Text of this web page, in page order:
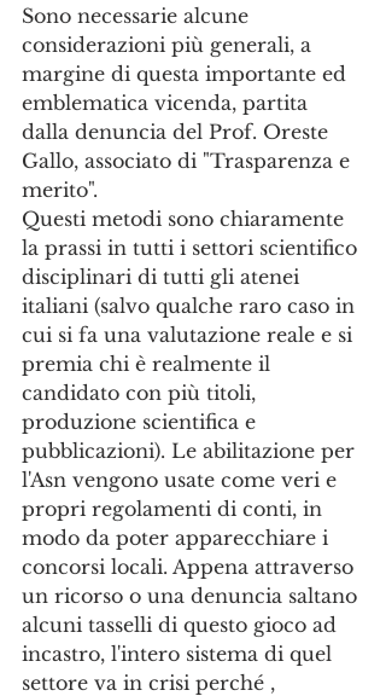
Sono necessarie alcune
considerazioni più generali, a
margine di questa importante ed
emblematica vicenda, partita
dalla denuncia del Prof. Oreste
Gallo, associato di "Trasparenza e
merito".
Questi metodi sono chiaramente
la prassi in tutti i settori scientifico
disciplinari di tutti gli atenei
italiani (salvo qualche raro caso in
cui si fa una valutazione reale e si
premia chi è realmente il
candidato con più titoli,
produzione scientifica e
pubblicazioni). Le abilitazione per
l'Asn vengono usate come veri e
propri regolamenti di conti, in
modo da poter apparecchiare i
concorsi locali. Appena attraverso
un ricorso o una denuncia saltano
alcuni tasselli di questo gioco ad
incastro, l'intero sistema di quel
settore va in crisi perché ,